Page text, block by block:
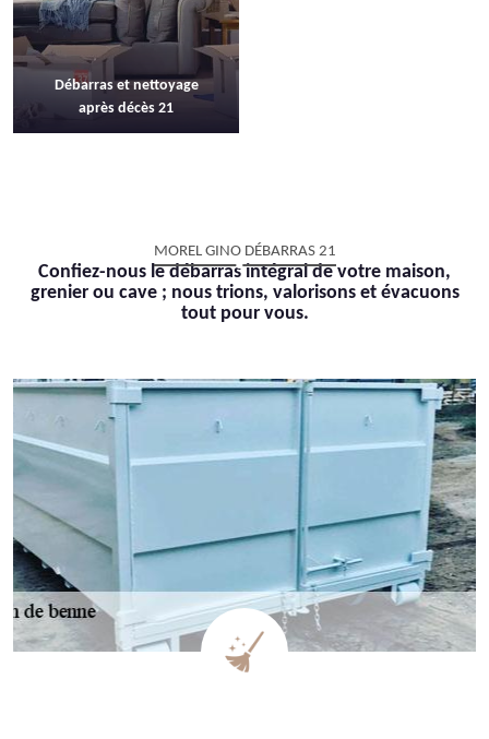
Débarras et nettoyage
après décès 21
MOREL GINO DÉBARRAS 21
Confiez-nous le débarras intégral de votre maison,
grenier ou cave ; nous trions, valorisons et évacuons
tout pour vous.